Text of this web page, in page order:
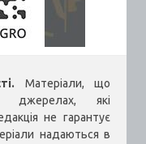
Матеріали, що
джерелах, які
не гарантує
надаються в